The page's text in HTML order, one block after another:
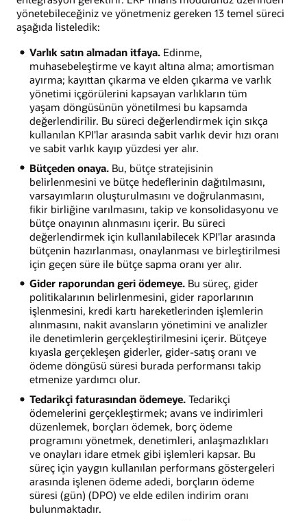
yönetebileceğiniz ve yönetmeniz gereken 13 temel süreci
aşağıda listeledik:
Varlık satın almadan itfaya.Edinme,
muhasebeleştirme ve kayıt altına alma; amortisman
ayırma; kayıttan çıkarma ve elden çıkarma ve varlık
yönetimi içgörülerini kapsayan varlıkların tüm
yaşam döngüsünün yönetilmesi bu kapsamda
değerlendirilir. Bu süreci değerlendirmek için sıkça
kullanılan KPI'lar arasında sabit varlık devir hızı oranı
ve sabit varlık kayıp yüzdesi yer alır.
Bütçeden onaya.Bu, bütçe stratejisinin
belirlenmesini ve bütçe hedeflerinin dağıtılmasını,
varsayımların oluşturulmasını ve doğrulanmasını,
fikir birliğine varılmasını, takip ve konsolidasyonu ve
bütçe onayının alınmasını içerir. Bu süreci
değerlendirmek için kullanılabilecek KPI'lar arasında
bütçenin hazırlanması, onaylanması ve birleştirilmesi
için geçen süre ile bütçe sapma oranı yer alır.
Gider raporundan geri ödemeye.Bu süreç, gider
politikalarının belirlenmesini, gider raporlarının
işlenmesini, kredi kartı hareketlerinden işlemlerin
alınmasını, nakit avansların yönetimini ve analizler
ile denetimlerin gerçekleştirilmesini içerir. Bütçeye
kıyasla gerçekleşen giderler, gider-satış oranı ve
ödeme döngüsü süresi burada performansı takip
etmenize yardımcı olur.
Tedarikçi faturasından ödemeye.Tedarikçi
ödemelerini gerçekleştirmek; avans ve indirimleri
düzenlemek, borçları ödemek, borç ödeme
programını yönetmek, denetimleri, anlaşmazlıkları
ve onayları idare etmek gibi işlemleri kapsar. Bu
süreç için yaygın kullanılan performans göstergeleri
arasında işlenen ödeme adedi, borçların ödeme
süresi (gün) (DPO) ve elde edilen indirim oranı
bulunmaktadır.